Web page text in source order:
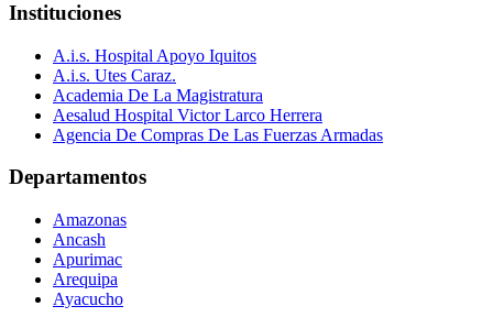
Instituciones
A.i.s. Hospital Apoyo Iquitos
A.i.s. Utes Caraz.
Academia De La Magistratura
Aesalud Hospital Victor Larco Herrera
Agencia De Compras De Las Fuerzas Armadas
Departamentos
Amazonas
Ancash
Apurimac
Arequipa
Ayacucho